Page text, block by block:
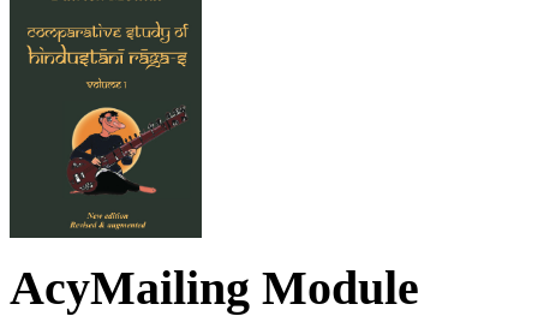
AcyMailing Module